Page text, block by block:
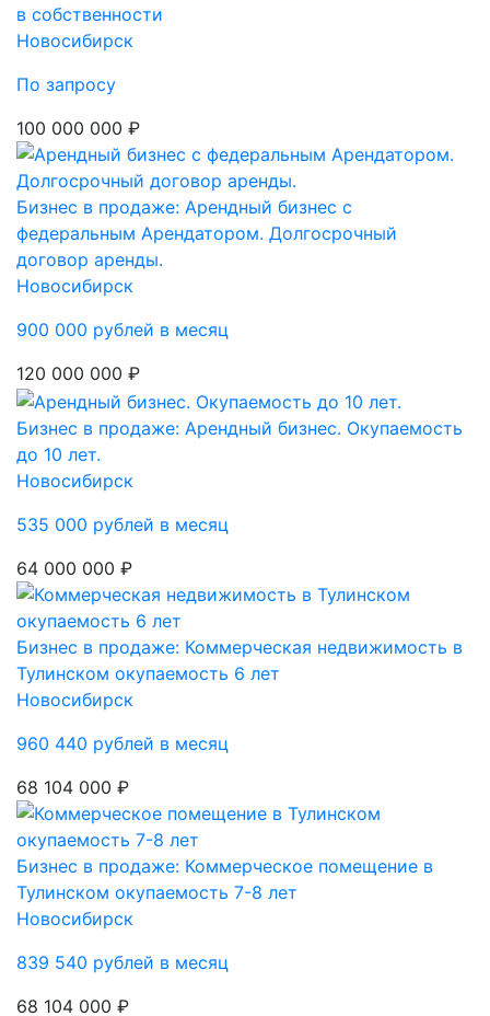
в собственности
Новосибирск
По запросу
100 000 000 ₽
Бизнес в продаже: Арендный бизнес с
федеральным Арендатором. Долгосрочный
договор аренды.
Новосибирск
900 000 рублей в месяц
120 000 000 ₽
Бизнес в продаже: Арендный бизнес. Окупаемость
до 10 лет.
Новосибирск
535 000 рублей в месяц
64 000 000 ₽
Бизнес в продаже: Коммерческая недвижимость в
Тулинском окупаемость 6 лет
Новосибирск
960 440 рублей в месяц
68 104 000 ₽
Бизнес в продаже: Коммерческое помещение в
Тулинском окупаемость 7-8 лет
Новосибирск
839 540 рублей в месяц
68 104 000 ₽